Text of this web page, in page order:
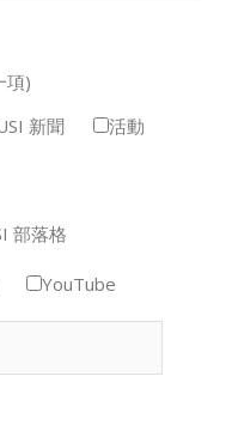
項)
新聞 活動
部落格
YouTube